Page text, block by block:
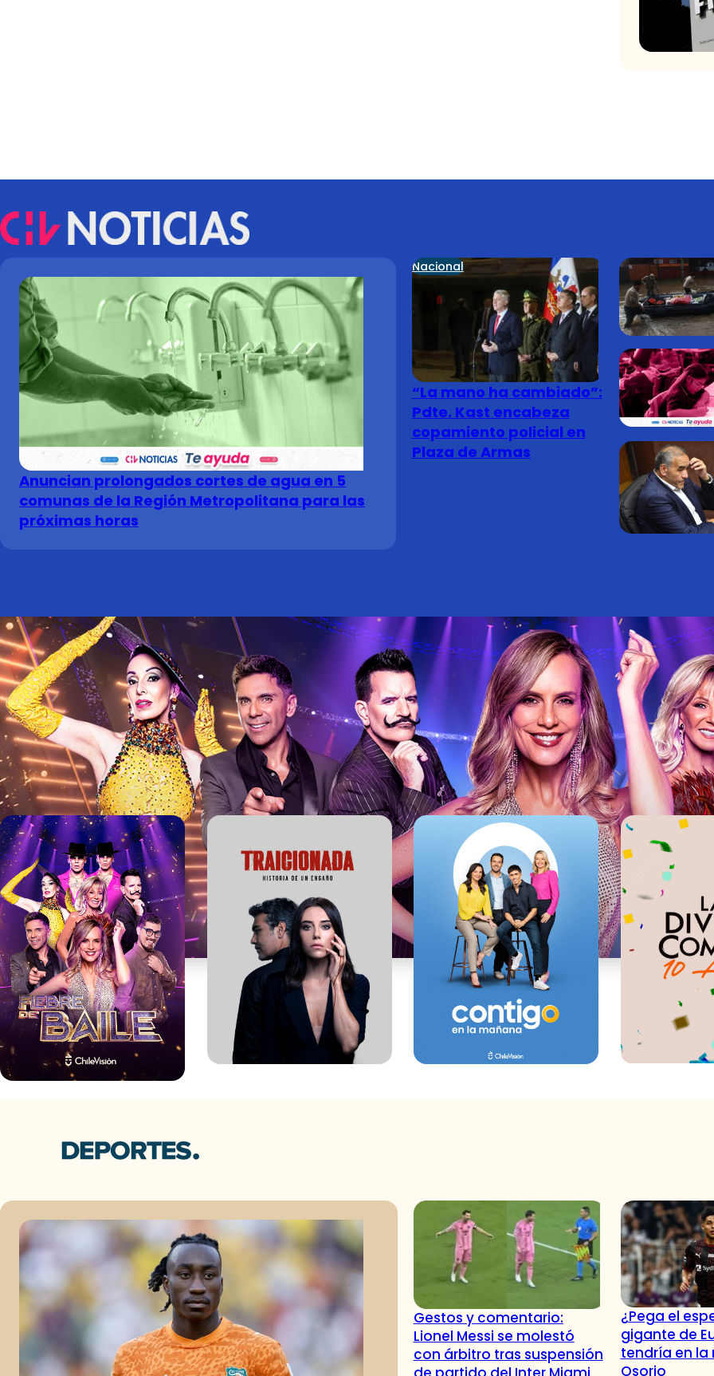
Anuncian prolongados cortes de agua en 5
comunas de la Región Metropolitana para las
próximas horas
Nacional
“La mano ha cambiado”:
Pdte. Kast encabeza
copamiento policial en
Plaza de Armas
Gestos y comentario:
Lionel Messi se molestó
con árbitro tras suspensión
¿Pega el
gigante de
tendría en la
Osorio